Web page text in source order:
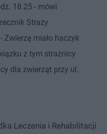
18.25 - mówi
Straży
Zwierzę miało haczyk
z tym strażnicy
dla zwierząt przy ul.
Leczenia i Rehabilitacji